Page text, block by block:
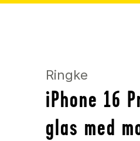
Ringke
iPhone 16
glas med